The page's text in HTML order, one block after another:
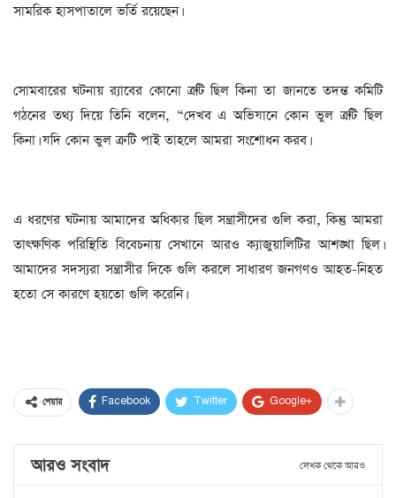
সামরিক হাসপাতালে ভর্তি রয়েছেন।
সোমবারের ঘটনায় র‌্যাবের কোনো ত্রুটি ছিল কিনা তা জানতে তদন্ত কমিটি
গঠনের তথ্য দিয়ে তিনি বলেন, “দেখব এ অভিযানে কোন ভুল ত্রুটি ছিল
কিনা। যদি কোন ভুল ক্রটি পাই তাহলে আমরা সংশোধন করব।
এ ধরণের ঘটনায় আমাদের অধিকার ছিল সন্ত্রাসীদের গুলি করা, কিন্তু আমরা
তাৎক্ষণিক পরিস্থিতি বিবেচনায় সেখানে আরও ক্যাজুয়ালিটির আশঙ্খা ছিল।
আমাদের সদস্যরা সন্ত্রাসীর দিকে গুলি করলে সাধারণ জনগণও আহত-নিহত
হতো সে কারণে হয়তো গুলি করেনি।
শেয়ার Facebook Twitter Google+
আরও সংবাদ লেখক থেকে আরও